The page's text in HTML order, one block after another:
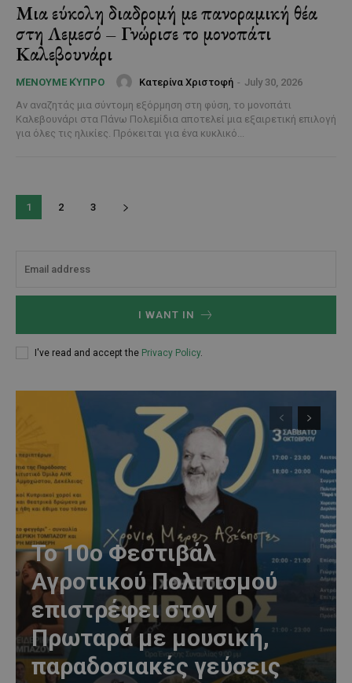
Μια εύκολη διαδρομή με πανοραμική θέα
στη Λεμεσό – Γνώρισε το μονοπάτι
Καλεβουνάρι
ΜΈΝΟΥΜΕ ΚΎΠΡΟ Κατερίνα Χριστοφή - July 30, 2026
Αν αναζητάς μια σύντομη εξόρμηση στη φύση, το μονοπάτι
Καλεβουνάρι στα Πάνω Πολεμίδια αποτελεί μια εξαιρετική επιλογή
για όλες τις ηλικίες. Πρόκειται για ένα κυκλικό...
1 2 3
I WANT IN
I've read and accept the Privacy Policy.
Το 10ο Φεστιβάλ
Αγροτικού Πολιτισμού
επιστρέφει στον
Πρωταρά με μουσική,
παραδοσιακές γεύσεις